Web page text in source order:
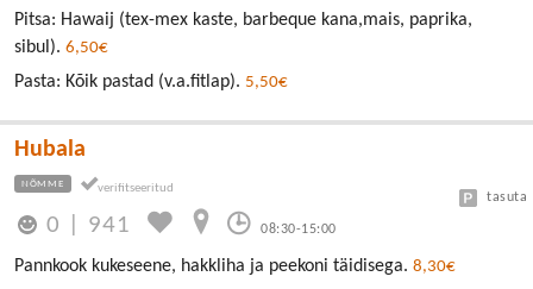
Pitsa: Hawaij (tex-mex kaste, barbeque kana,mais, paprika,
sibul). 6,50€
Pasta: Kõik pastad (v.a.fitlap). 5,50€
Hubala
NÕMME
0 941 08:30-15:00
tasuta
Pannkook kukeseene, hakkliha ja peekoni täidisega. 8,30€